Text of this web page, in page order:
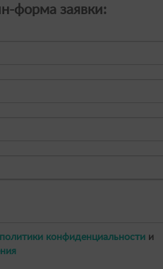
форма заявки:
политики конфиденциальности и